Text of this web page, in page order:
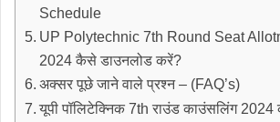
Schedule
UP Polytechnic 7th Round Seat
2024 कैसे डाउनलोड करें?
अक्सर पूछे जाने वाले प्रश्न – (FAQ’s)
यूपी पॉलिटेक्निक 7th राउंड काउंसलिंग 2024